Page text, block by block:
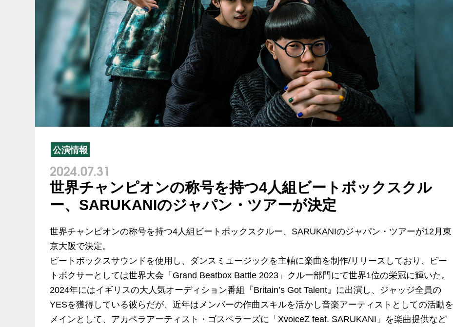
公演情報
2024.07.31
世界チャンピオンの称号を持つ4人組ビートボックスクル
ー、SARUKANIのジャパン・ツアーが決定
世界チャンピオンの称号を持つ4人組ビートボックスクルー、SARUKANIのジャパン・ツアーが12月東
京大阪で決定。
ビートボックスサウンドを使用し、ダンスミュージックを主軸に楽曲を制作/リリースしており、ビー
トボクサーとしては世界大会「Grand Beatbox Battle 2023」クルー部門にて世界1位の栄冠に輝いた。
2024年にはイギリスの大人気オーディション番組『Britain’s Got Talent』に出演し、ジャッジ全員の
YESを獲得している彼らだが、近年はメンバーの作曲スキルを活かし音楽アーティストとしての活動を
メインとして、アカペラアーティスト・ゴスペラーズに「XvoiceZ feat. SARUKANI」を楽曲提供など